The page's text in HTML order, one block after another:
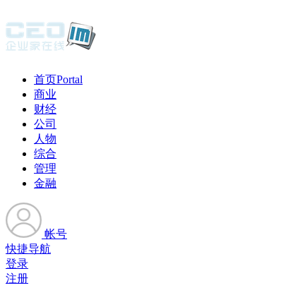
首页Portal
商业
财经
公司
人物
综合
管理
金融
帐号
快捷导航
登录
注册